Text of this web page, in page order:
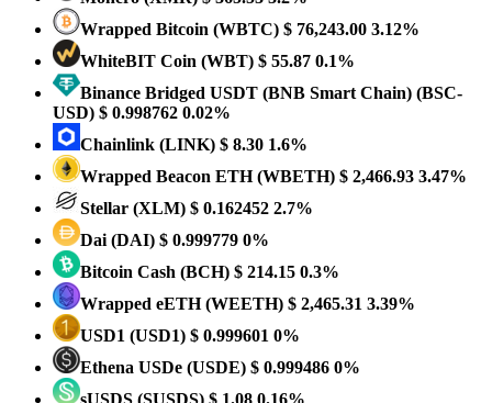
Wrapped Bitcoin (WBTC) $ 76,243.00 3.12%
WhiteBIT Coin (WBT) $ 55.87 0.1%
Binance Bridged USDT (BNB Smart Chain) (BSC-
USD) $ 0.998762 0.02%
Chainlink (LINK) $ 8.30 1.6%
Wrapped Beacon ETH(WBETH) $ 2,466.93 3.47%
Stellar (XLM) $ 0.162452 2.7%
Dai (DAI) $ 0.999779 0%
Bitcoin Cash (BCH) $ 214.15 0.3%
Wrapped eETH(WEETH) $ 2,465.31 3.39%
USD1 (USD1) $ 0.999601 0%
Ethena USDe (USDE) $ 0.999486 0%
sUSDS (SUSDS) $ 1.08 0.16%